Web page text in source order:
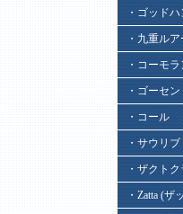
・ゴッド
・九重ル
・コーモラ
・ゴーセン
・コール
・サウリブ
・ザクトク
・Zatta (ザ